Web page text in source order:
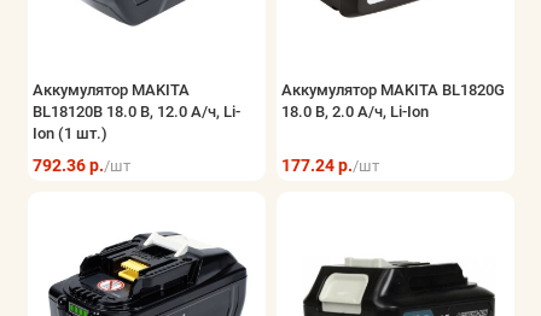
Аккумулятор MAKITA
BL18120B 18.0 В, 12.0 А/ч, Li-
Ion (1 шт.)
792.36 р./шт
Аккумулятор MAKITA BL1820G
18.0 В, 2.0 А/ч, Li-Ion
177.24 р./шт